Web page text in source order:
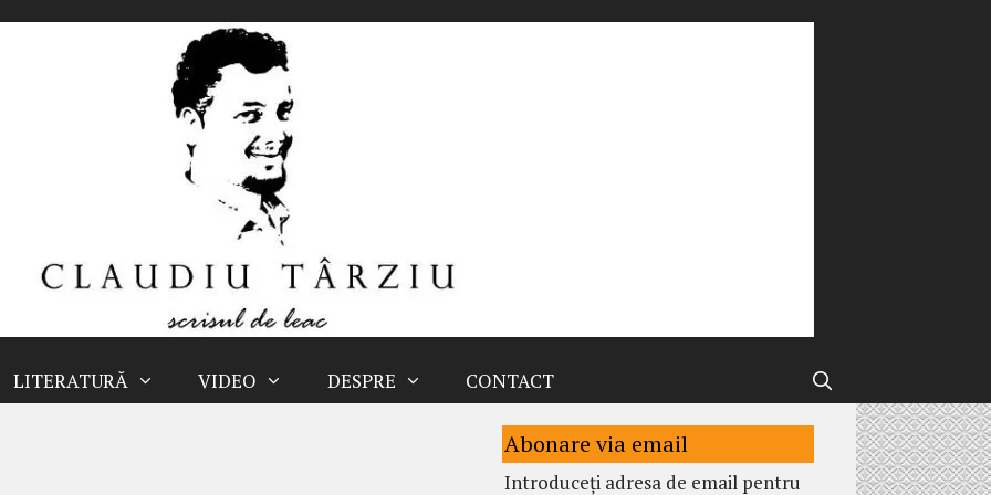
LITERATURĂ VIDEO DESPRE CONTACT
Abonare via email
Introduceți adresa de email pentru